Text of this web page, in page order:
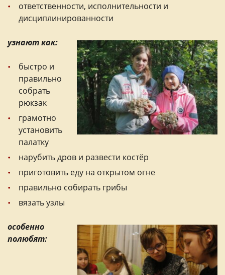
ответственности, исполнительности и
дисциплинированности
узнают как:
быстро и
правильно
собрать
рюкзак
грамотно
установить
палатку
нарубить дров и развести костёр
приготовить еду на открытом огне
правильно собирать грибы
вязать узлы
особенно
полюбят: